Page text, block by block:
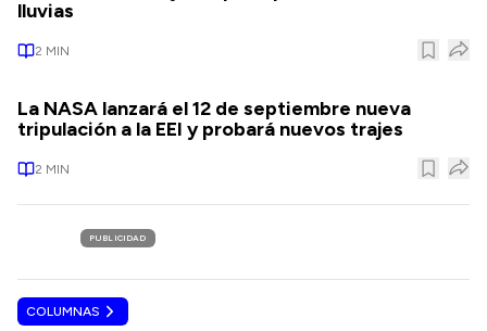
lluvias
2 MIN
La NASA lanzará el 12 de septiembre nueva
tripulación a la EEI y probará nuevos trajes
2 MIN
PUBLICIDAD
COLUMNAS